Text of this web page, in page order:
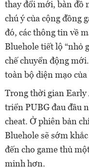
thay đổi mới, bàn đồ
chú ý của cộng đồng
đó, các thông tin về
Bluehole tiết lộ “nhỏ
chế chuyển động
toàn bộ diện mạo
Trong thời gian Early
triển PUBG đau đầu
cheat. Ở phiên bản
Bluehole sẽ sớm
đến cho game thủ
minh hơn.